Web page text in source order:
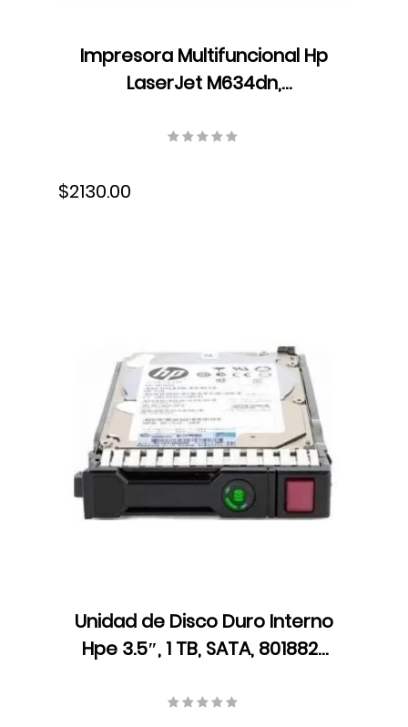
Impresora Multifuncional Hp
LaserJet M634dn,
Ethernet, Fax, Dúplex, Láser,
$2130.00
Unidad de Disco Duro Interno
Hpe 3.5″, 1 TB, SATA, 801882-